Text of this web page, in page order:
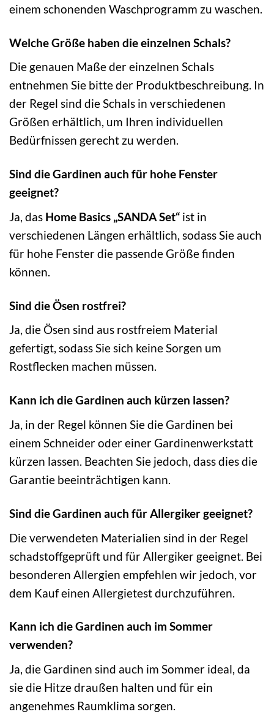
einem schonenden Waschprogramm zu waschen.
Welche Größe haben die einzelnen Schals?
Die genauen Maße der einzelnen Schals
entnehmen Sie bitte der Produktbeschreibung. In
der Regel sind die Schals in verschiedenen
Größen erhältlich, um Ihren individuellen
Bedürfnissen gerecht zu werden.
Sind die Gardinen auch für hohe Fenster
geeignet?
Ja, das Home Basics „SANDA Set“ ist in
verschiedenen Längen erhältlich, sodass Sie auch
für hohe Fenster die passende Größe finden
können.
Sind die Ösen rostfrei?
Ja, die Ösen sind aus rostfreiem Material
gefertigt, sodass Sie sich keine Sorgen um
Rostflecken machen müssen.
Kann ich die Gardinen auch kürzen lassen?
Ja, in der Regel können Sie die Gardinen bei
einem Schneider oder einer Gardinenwerkstatt
kürzen lassen. Beachten Sie jedoch, dass dies die
Garantie beeinträchtigen kann.
Sind die Gardinen auch für Allergiker geeignet?
Die verwendeten Materialien sind in der Regel
schadstoffgeprüft und für Allergiker geeignet. Bei
besonderen Allergien empfehlen wir jedoch, vor
dem Kauf einen Allergietest durchzuführen.
Kann ich die Gardinen auch im Sommer
verwenden?
Ja, die Gardinen sind auch im Sommer ideal, da
sie die Hitze draußen halten und für ein
angenehmes Raumklima sorgen.